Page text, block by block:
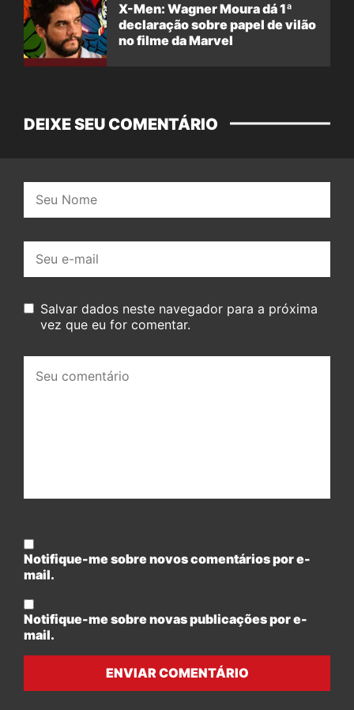
X-Men: Wagner Moura dá 1ª
declaração sobre papel de vilão
no filme da Marvel
DEIXE SEU COMENTÁRIO
mail:
Salvar dados neste navegador para a próxima
vez que eu for comentar.
comentário:
Notifique-me sobre novos comentários por e-
mail.
Notifique-me sobre novas publicações por e-
mail.
ENVIAR COMENTÁRIO